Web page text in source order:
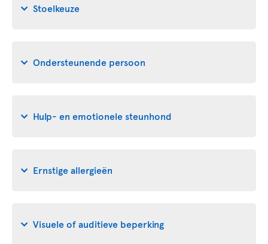
Stoelkeuze
Ondersteunende persoon
Hulp- en emotionele steunhond
Ernstige allergieën
Visuele of auditieve beperking